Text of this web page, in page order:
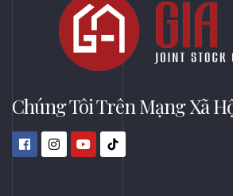
Chúng Tôi Trên Mạng Xã